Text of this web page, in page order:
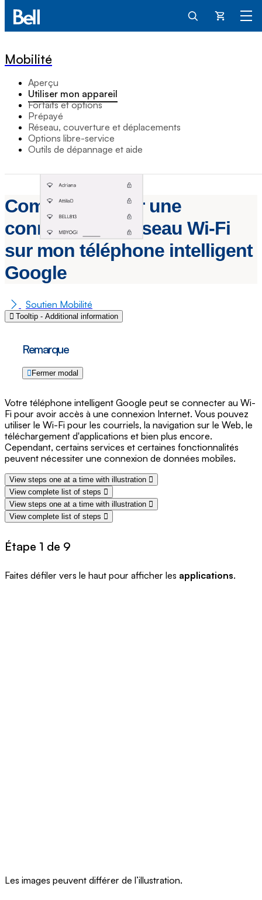
Panier
Mobilité
Aperçu
Utiliser mon appareil
Forfaits et options
Prépayé
Réseau, couverture et déplacements
Options libre-service
Outils de dépannage et aide
Comment établir une
connexion au réseau Wi-Fi
sur mon téléphone intelligent
Google
Soutien Mobilité
Tooltip - Additional information
Remarque
Fermer modal
Votre téléphone intelligent Google peut se connecter au Wi-
Fi pour avoir accès à une connexion Internet. Vous pouvez
utiliser le Wi-Fi pour les courriels, la navigation sur le Web, le
téléchargement d'applications et bien plus encore.
Cependant, certains services et certaines fonctionnalités
peuvent nécessiter une connexion de données mobiles.
View steps one at a time with illustration
View complete list of steps
View steps one at a time with illustration
View complete list of steps
Étape 1 de 9
Faites défiler vers le haut pour afficher les applications.
Les images peuvent différer de l’illustration.